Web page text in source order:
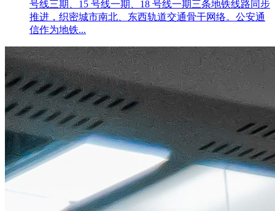
号线三期、15 号线一期、18 号线一期三条地铁线路同步
推进，织密城市南北、东西轨道交通骨干网络。公安通
信作为地铁...